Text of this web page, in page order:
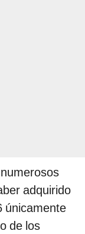
adquirido
únicamente
de los